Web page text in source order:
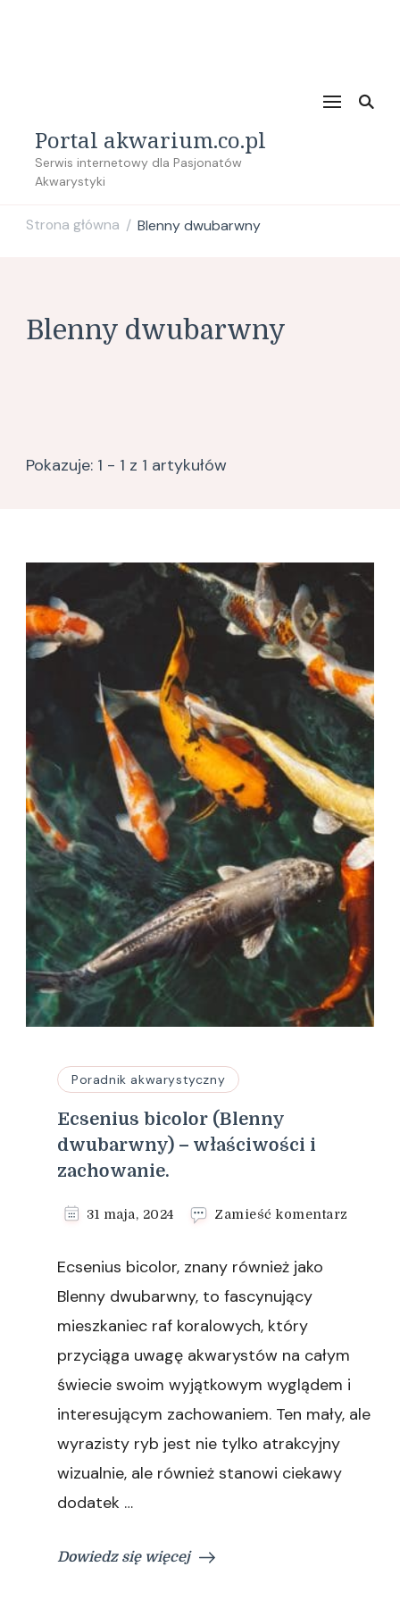
Portal akwarium.co.pl
Serwis internetowy dla Pasjonatów
Akwarystyki
Strona główna / Blenny dwubarwny
Blenny dwubarwny
Pokazuje: 1 - 1 z 1 artykułów
Poradnik akwarystyczny
Ecsenius bicolor (Blenny
dwubarwny) – właściwości i
zachowanie.
31 maja, 2024 Zamieść komentarz
i
Ecsenius bicolor, znany również jako
Blenny dwubarwny, to fascynujący
mieszkaniec raf koralowych, który
przyciąga uwagę akwarystów na całym
świecie swoim wyjątkowym wyglądem i
interesującym zachowaniem. Ten mały, ale
wyrazisty ryb jest nie tylko atrakcyjny
wizualnie, ale również stanowi ciekawy
dodatek …
Dowiedz się więcej